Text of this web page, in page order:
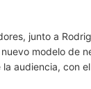
junto a
modelo de
audiencia, con